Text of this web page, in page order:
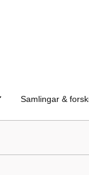
Samlingar &